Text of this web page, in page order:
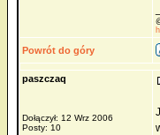
Powrót do góry
paszczaq
Dołączył: 12 Wrz 2006
Posty: 10